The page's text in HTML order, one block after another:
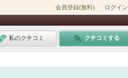
会員登録(無料) ログイン
私のクチコミ クチコミする